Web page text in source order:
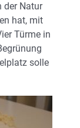
der Natur
hat, mit
Türme in
solle